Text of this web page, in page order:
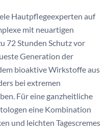
Hautpflegeexperten auf
mit neuartigen
72 Stunden Schutz vor
Generation der
bioaktive Wirkstoffe aus
bei extremen
Für eine ganzheitliche
eine Kombination
und leichten Tagescremes